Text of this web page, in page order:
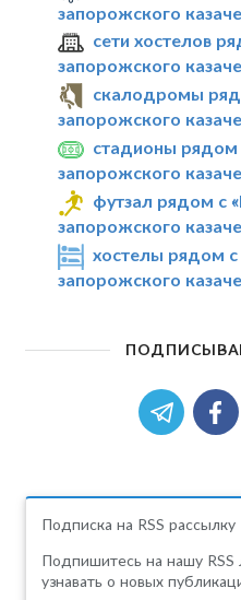
запорожского
сети хостелов
запорожского
скалодромы
запорожского
стадионы рядом
запорожского
футзал рядом с
запорожского
хостелы рядом с
запорожского
Подписка на RSS рассылку
Подпишитесь на нашу
узнавать о новых